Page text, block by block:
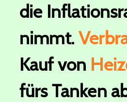
die
nimmt.
Kauf von
fürs Tanken